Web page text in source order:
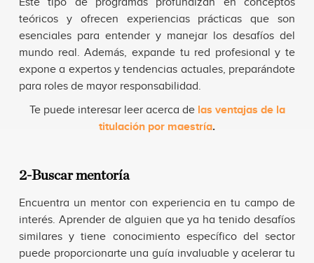
teóricos y ofrecen experiencias prácticas que son
esenciales para entender y manejar los desafíos del
mundo real. Además, expande tu red profesional y te
expone a expertos y tendencias actuales, preparándote
para roles de mayor responsabilidad.
Te puede interesar leer acerca de las ventajas de la
titulación por maestría.
2-Buscar mentoría
Encuentra un mentor con experiencia en tu campo de
interés. Aprender de alguien que ya ha tenido desafíos
similares y tiene conocimiento específico del sector
puede proporcionarte una guía invaluable y acelerar tu